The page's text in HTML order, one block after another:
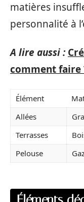
matières
personnalité à
A lire aussi :
comment faire
Élément
Allées
Terrasses
Pelouse